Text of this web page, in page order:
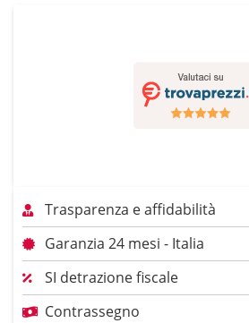
Trasparenza e affidabilità
Garanzia 24 mesi - Italia
SI detrazione fiscale
Contrassegno